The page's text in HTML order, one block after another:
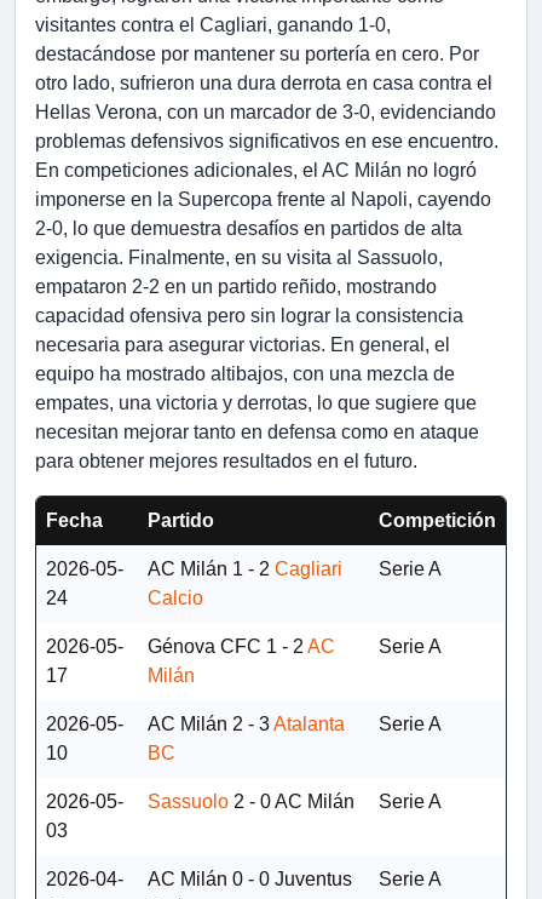
visitantes contra el Cagliari, ganando 1-0,
destacándose por mantener su portería en cero. Por
otro lado, sufrieron una dura derrota en casa contra el
Hellas Verona, con un marcador de 3-0, evidenciando
problemas defensivos significativos en ese encuentro.
En competiciones adicionales, el AC Milán no logró
imponerse en la Supercopa frente al Napoli, cayendo
2-0, lo que demuestra desafíos en partidos de alta
exigencia. Finalmente, en su visita al Sassuolo,
empataron 2-2 en un partido reñido, mostrando
capacidad ofensiva pero sin lograr la consistencia
necesaria para asegurar victorias. En general, el
equipo ha mostrado altibajos, con una mezcla de
empates, una victoria y derrotas, lo que sugiere que
necesitan mejorar tanto en defensa como en ataque
para obtener mejores resultados en el futuro.
Fecha Partido Competición
2026-05-
24
AC Milán 1 - 2 Cagliari
Calcio
Serie A
2026-05-
17
Génova CFC 1 - 2 AC
Milán
Serie A
2026-05-
10
AC Milán 2 - 3Atalanta
BC
Serie A
2026-05-
03
Sassuolo 2 - 0AC Milán Serie A
2026-04-
AC Milán 0 - 0 Juventus
Serie A